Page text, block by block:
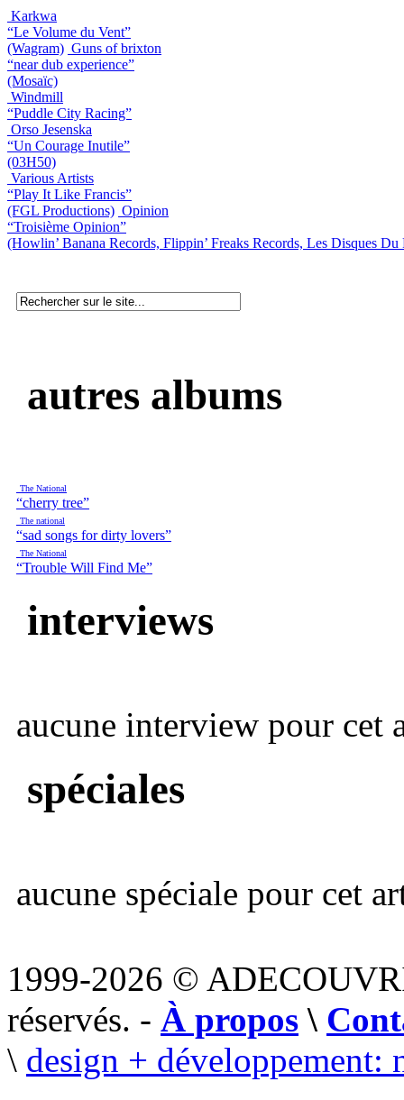
Karkwa
“Le Volume du Vent”
(Wagram) Guns of brixton
“near dub experience”
(Mosaïc)
Windmill
“Puddle City Racing”
Orso Jesenska
“Un Courage Inutile”
(03H50)
Various Artists
“Play It Like Francis”
(FGL Productions) Opinion
“Troisième Opinion”
(Howlin’ Banana Records, Flippin’ Freaks Records, Les Disques
autres albums
The National
“cherry tree”
The national
“sad songs for dirty lovers”
The National
“Trouble Will Find Me”
interviews
aucune interview pour cet
spéciales
aucune spéciale pour cet
1999-2026 ©
réservés. - À propos \
\ design + développement: